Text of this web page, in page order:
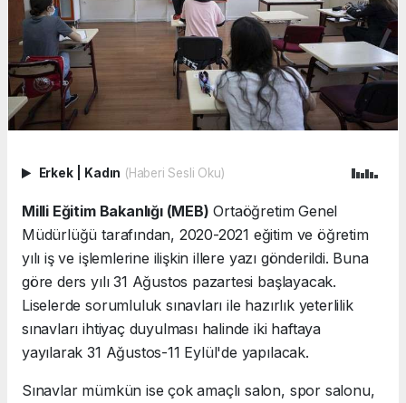
Erkek Kadın (Haberi Sesli Oku)
Milli Eğitim Bakanlığı (MEB) Ortaöğretim Genel
Müdürlüğü tarafından, 2020-2021 eğitim ve öğretim
yılı iş ve işlemlerine ilişkin illere yazı gönderildi. Buna
göre ders yılı 31 Ağustos pazartesi başlayacak.
Liselerde sorumluluk sınavları ile hazırlık yeterlilik
sınavları ihtiyaç duyulması halinde iki haftaya
yayılarak 31 Ağustos-11 Eylül'de yapılacak.
Sınavlar mümkün ise çok amaçlı salon, spor salonu,